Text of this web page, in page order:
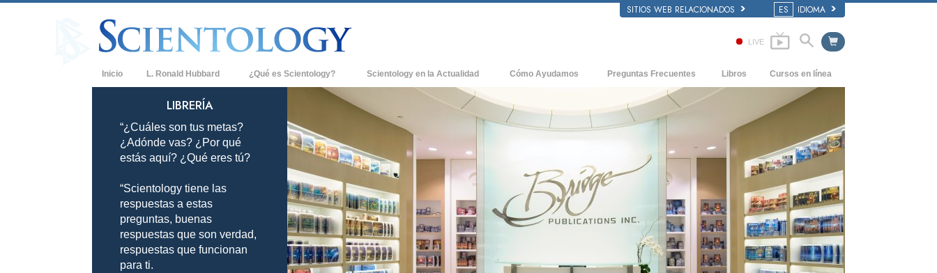
SITIOS WEB RELACIONADOS ES IDIOMA
LIVE
Inicio L. Ronald Hubbard ¿Qué es Scientology?
Credos y Códigos de Scientology
Qué dicen los Scientologists acerca de
Scientology
Conoce a un Scientologist
Dentro de una Iglesia
Los Principios Básicos de Scientology
Una Introducción a Dianética
Scientology en la Actualidad
Nuevas Iglesias de Scientology
Organizaciones Avanzadas
Base en Tierra de Flag
Freewinds
Llevando Scientology al Mundo
David Miscavige - Líder Eclesiástico de
Scientology
Cómo Ayudamos Preguntas Frecuentes
Antecedentes y principios básicos
Dentro de una Iglesia
La Organización de Scientology
Libros
Audiolibros
Conferencias Introductorias
Películas
Cursos en línea
Cómo Resolver los Conflictos
Las Dinámicas de la Existencia
Los Componentes de la Comprensión
Soluciones para un Entorno Peligroso
Ayudas para Enfermedades y Lesiones
La Integridad y la Honestidad
El Matrimonio
LIBRERÍA
“¿Cuáles son tus metas?
¿Adónde vas? ¿Por qué
estás aquí? ¿Qué eres tú?
“Scientology tiene las
respuestas a estas
preguntas, buenas
respuestas que son verdad,
respuestas que funcionan
para ti.